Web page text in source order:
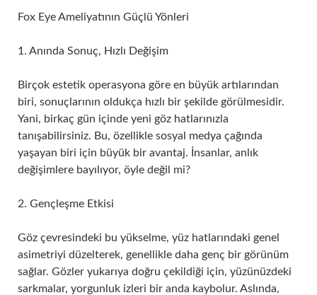
Fox Eye Ameliyatının Güçlü Yönleri
1. Anında Sonuç, Hızlı Değişim
Birçok estetik operasyona göre en büyük artılarından
biri, sonuçlarının oldukça hızlı bir şekilde görülmesidir.
Yani, birkaç gün içinde yeni göz hatlarınızla
tanışabilirsiniz. Bu, özellikle sosyal medya çağında
yaşayan biri için büyük bir avantaj. İnsanlar, anlık
değişimlere bayılıyor, öyle değil mi?
2. Gençleşme Etkisi
Göz çevresindeki bu yükselme, yüz hatlarındaki genel
asimetriyi düzelterek, genellikle daha genç bir görünüm
sağlar. Gözler yukarıya doğru çekildiği için, yüzünüzdeki
sarkmalar, yorgunluk izleri bir anda kaybolur. Aslında,